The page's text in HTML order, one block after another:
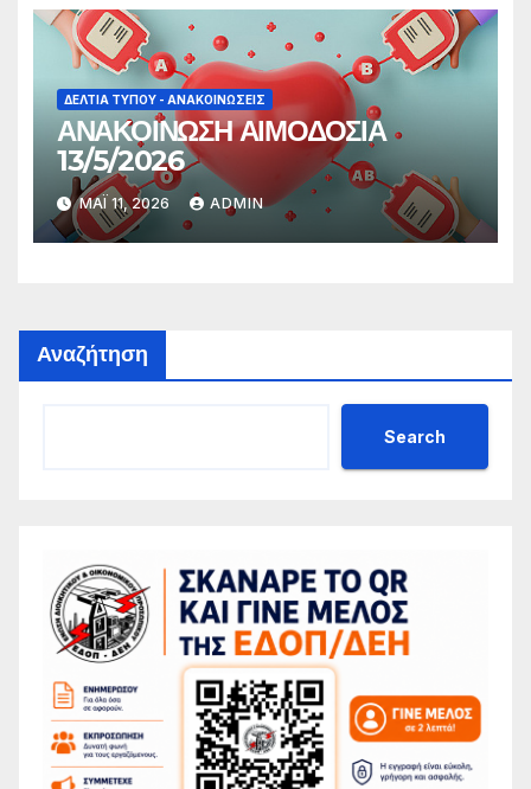
ΔΕΛΤΊΑ ΤΎΠΟΥ - ΑΝΑΚΟΙΝΏΣΕΙΣ
ΑΝΑΚΟΙΝΩΣΗ ΑΙΜΟΔΟΣΙΑ
13/5/2026
ΜΆΙ 11, 2026 ADMIN
Αναζήτηση
Search